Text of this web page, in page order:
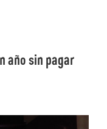
año sin pagar